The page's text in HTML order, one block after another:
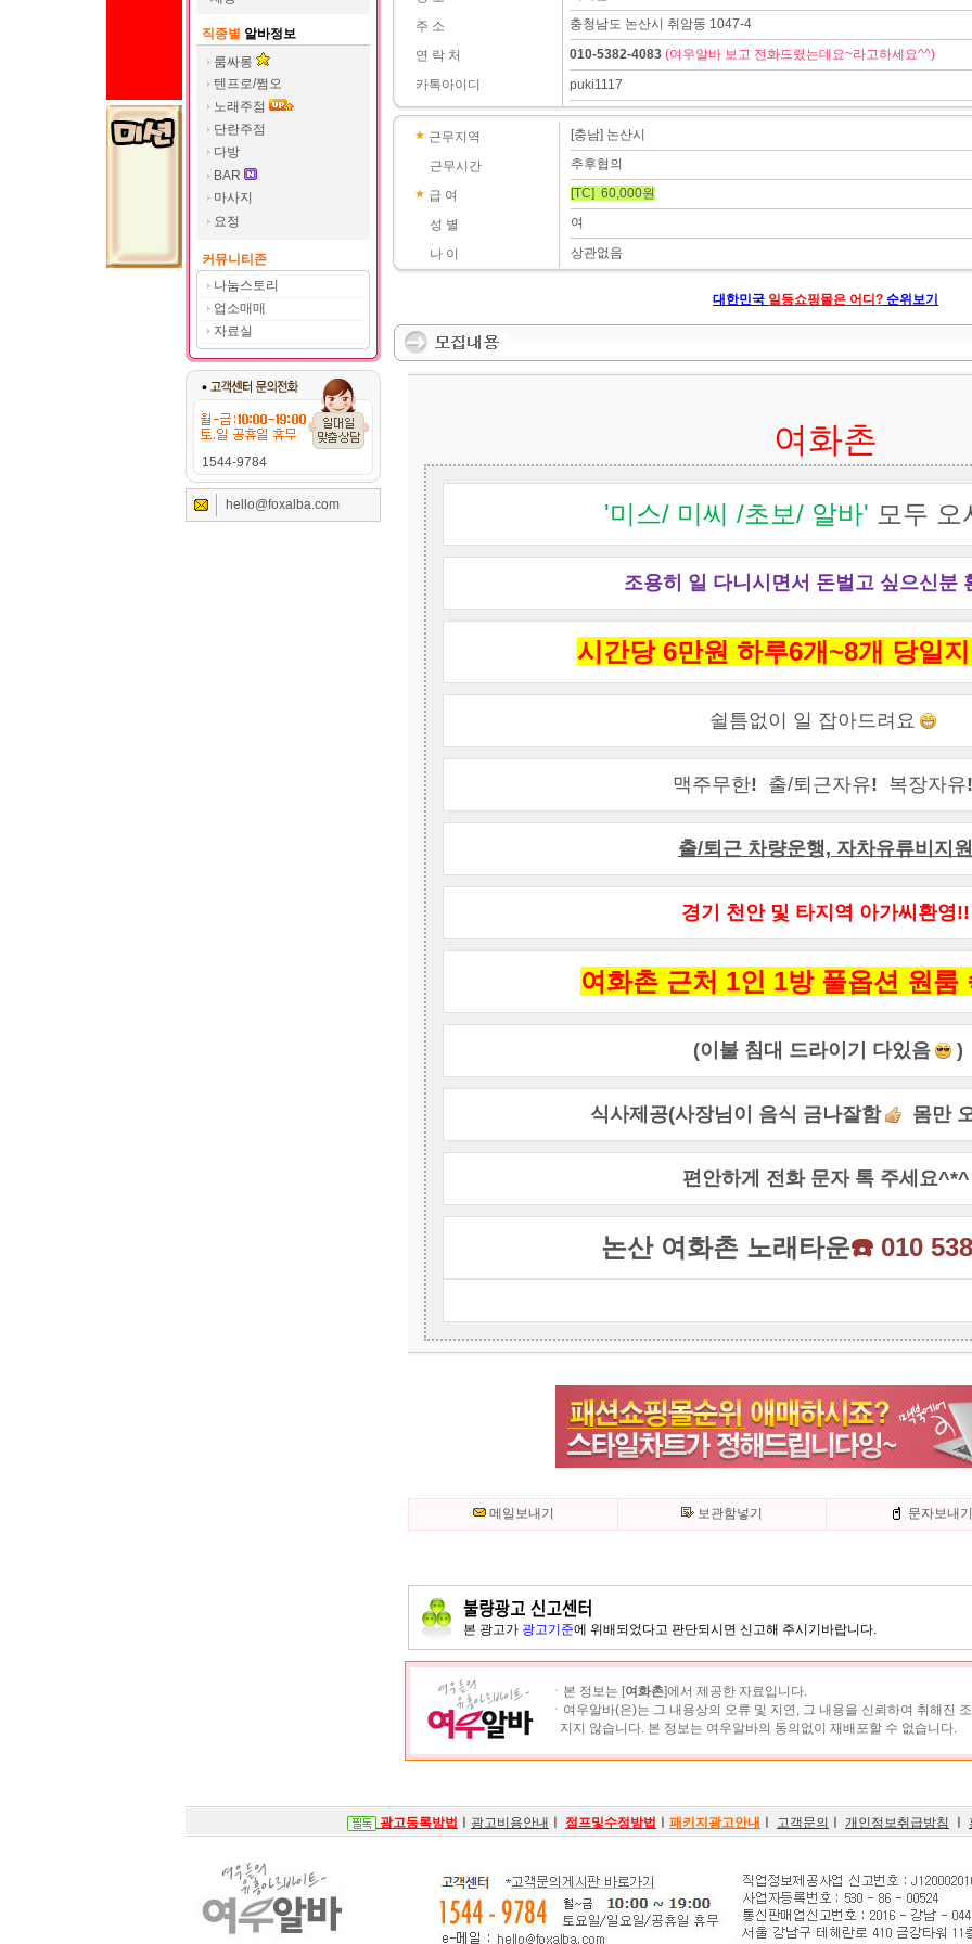
직종별 알바정보
룸싸롱
텐프로/쩜오
노래주점
단란주점
다방
BAR
마사지
요정
커뮤니티존
나눔스토리
업소매매
자료실
1544-9784
hello@foxalba.com
주 소
연 락 처
카톡아이디
충청남도 논산시 취암동 1047-4
010-5382-4083 (여우알바 보고 전화드렸는데요~라고하세요^^)
puki1117
근무지역
근무시간
급 여
성 별
나 이
[충남] 논산시
추후협의
[TC] 60,000원
여
상관없음
대한민국 일등쇼핑몰은 어디? 순위보기
여화촌
'미스/ 미씨 /초보/ 알바' 모두 오
조용히 일 다니시면서 돈벌고 싶으신분
시간당 6만원 하루6개~8개 당일
쉴틈없이 일 잡아드려요
맥주무한! 출/퇴근자유! 복장자유
출/퇴근 차량운행, 자차유류비지원
경기 천안 및 타지역 아가씨환영!!
여화촌 근처 1인 1방 풀옵션 원룸
(이불 침대 드라이기 다있음 )
식사제공(사장님이 음식 금나잘함 몸만
편안하게 전화 문자 톡 주세요^*^
논산 여화촌 노래타운☎️010
메일보내기 보관함넣기 문자보내기
본 광고가 광고기준에 위배되었다고 판단되시면 신고해 주시기바랍니다.
ㆍ본 정보는 [여화촌]에서 제공한 자료입니다.
ㆍ여우알바(은)는 그 내용상의 오류 및 지연, 그 내용을 신뢰하여 취해진
지지 않습니다. 본 정보는 여우알바의 동의없이 재배포할 수 없습니다.
광고등록방법 광고비용안내 점프및수정방법 패키지광고안내 고객문의 개인정보취급방침